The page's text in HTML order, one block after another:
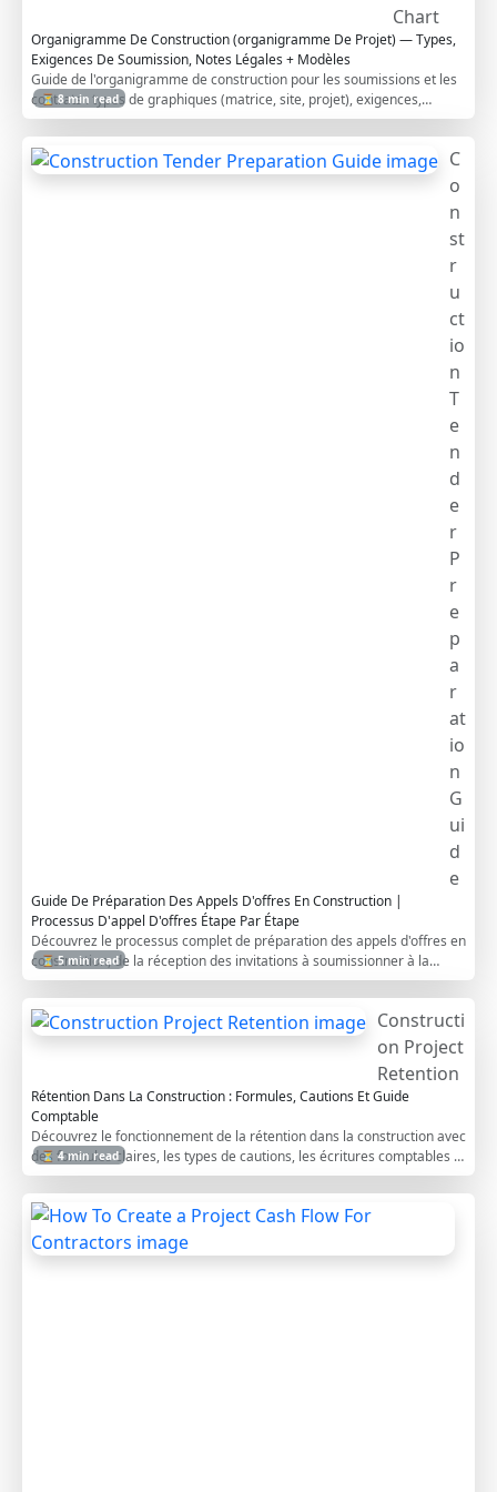
verification, and sign-off; then export your dossier index and evidence
register to PDF/Excel with a secured QR link for authentication.
Chart
⏳ 8 min read
Organigramme De Construction (organigramme De Projet) — Types,
Exigences De Soumission, Notes Légales + Modèles
Guide de l'organigramme de construction pour les soumissions et les
contrats : types de graphiques (matrice, site, projet), exigences,
implications légales (personnel clé, CV/entretiens), à faire et à ne pas
faire — plus des modèles Excel/PDF/PPT.
C
o
n
st
r
u
ct
io
n
T
e
n
d
e
r
P
r
e
p
a
r
at
io
n
G
ui
d
e
⏳ 5 min read
Guide De Préparation Des Appels D'offres En Construction |
Processus D'appel D'offres Étape Par Étape
Découvrez le processus complet de préparation des appels d'offres en
construction, de la réception des invitations à soumissionner à la
mobilisation stratégique de l'équipe, l'analyse et les propositions
gagnantes.
Constructi
on Project
Retention
⏳ 4 min read
Rétention Dans La Construction : Formules, Cautions Et Guide
Comptable
Découvrez le fonctionnement de la rétention dans la construction avec
des formules claires, les types de cautions, les écritures comptables et
des exemples.